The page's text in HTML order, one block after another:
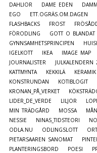
DAHLIOR
DAME EDEN DAMM
EGO
ETT.OGRÄS.OM.DAGEN
FLASHBACKS
FROST
FÖRODLING
GOTT O BLANDAT
GYNNSAMHETSPRINCIPEN
IGELKOTT
IKEA IMAGE MAP
JOURNALISTER
JULKALENDERN
KATTMYNTA
KEKKILÄ KERAMIK
KONSTRUNDAN
KOTIBLOGIT
KRONAN_PÅ_VERKET
LIDER_DE_VERDE
LILJOR
MIN TRÄDGÅRD
MOSSA
NESSIE
NINAS_TIDSTEORI
ODLA.NU
ODLINGSLOTT
PIETARSAAREN SANOMAT
PLANTERINGSBORD
POESI